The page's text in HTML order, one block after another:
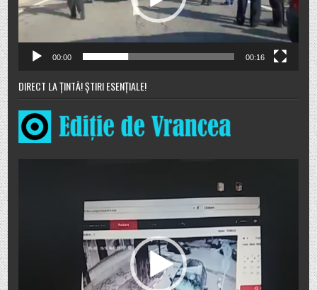
00:00 00:16
DIRECT LA ȚINTĂ! ȘTIRI ESENȚIALE!